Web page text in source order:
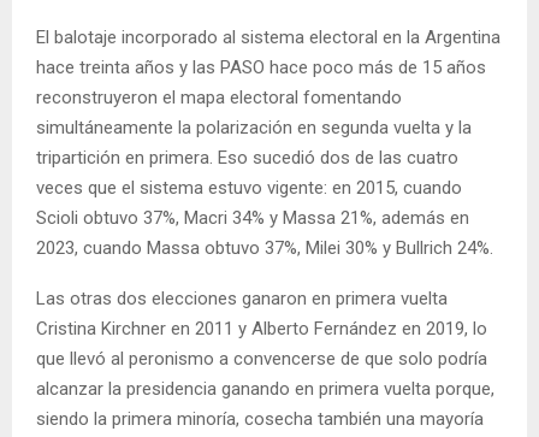
El balotaje incorporado al sistema electoral en la Argentina
hace treinta años y las PASO hace poco más de 15 años
reconstruyeron el mapa electoral fomentando
simultáneamente la polarización en segunda vuelta y la
tripartición en primera. Eso sucedió dos de las cuatro
veces que el sistema estuvo vigente: en 2015, cuando
Scioli obtuvo 37%, Macri 34% y Massa 21%, además en
2023, cuando Massa obtuvo 37%, Milei 30% y Bullrich 24%.
Las otras dos elecciones ganaron en primera vuelta
Cristina Kirchner en 2011 y Alberto Fernández en 2019, lo
que llevó al peronismo a convencerse de que solo podría
alcanzar la presidencia ganando en primera vuelta porque,
siendo la primera minoría, cosecha también una mayoría